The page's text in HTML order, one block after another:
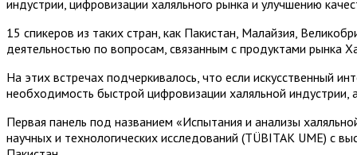
индустрии, цифровизации халяльного рынка и улучшению
15 спикеров из таких стран, как Пакистан, Малайзия,
деятельностью по вопросам, связанным с продуктами рынка
На этих встречах подчеркивалось, что если искусственный
необходимость быстрой цифровизации халяльной
Первая панель под названием «Испытания и анализы
научных и технологических исследований (TÜBITAK UME) с